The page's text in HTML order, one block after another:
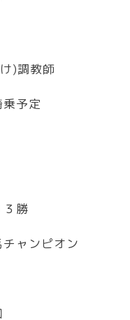
)調教師
予定
勝
ャンピオン